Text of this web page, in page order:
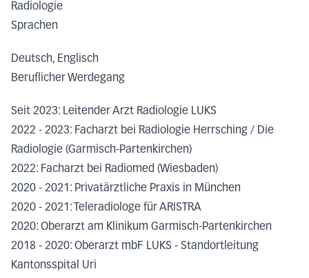
Radiologie
Sprachen
Deutsch, Englisch
Beruflicher Werdegang
Seit 2023: Leitender Arzt Radiologie LUKS
2022 - 2023: Facharzt bei Radiologie Herrsching / Die
Radiologie (Garmisch-Partenkirchen)
2022: Facharzt bei Radiomed (Wiesbaden)
2020 - 2021: Privatärztliche Praxis in München
2020 - 2021: Teleradiologe für ARISTRA
2020: Oberarzt am Klinikum Garmisch-Partenkirchen
2018 - 2020: Oberarzt mbF LUKS - Standortleitung
Kantonsspital Uri